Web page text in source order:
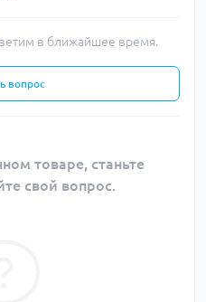
в ближайшее время.
вопрос
товаре, станьте
свой вопрос.